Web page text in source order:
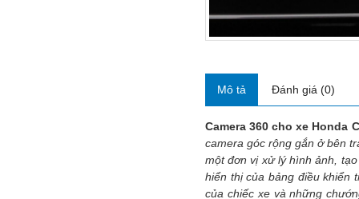
Mô tả Đánh giá (0)
Camera 360 cho xe Honda
camera góc rộng gắn ở bên
một đơn vị xử lý hình ảnh,
hiển thị của bảng điều khiển
của chiếc xe và những